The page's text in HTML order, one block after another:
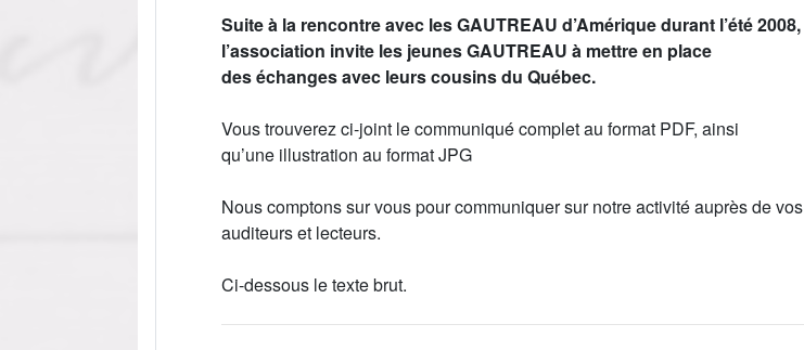
Suite à la rencontre avec les GAUTREAU d’Amérique durant l’été 2008,
l’association invite les jeunes GAUTREAU à mettre en place
des échanges avec leurs cousins du Québec.
Vous trouverez ci-joint le communiqué complet au format PDF, ainsi
qu’une illustration au format JPG
Nous comptons sur vous pour communiquer sur notre activité auprès de vos
auditeurs et lecteurs.
Ci-dessous le texte brut.